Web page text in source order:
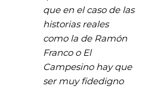
que en el caso de las
historias reales
como la de Ramón
Franco o El
Campesino hay que
ser muy fidedigno